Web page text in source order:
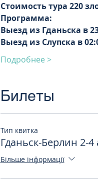
Стоимость тура 220
Программа:
Выезд из Гданьска в
Выезд из Слупска в
Подробнее >
Билеты
Тип квитка
Гданьск-Берлин 2-4
Більше інформації